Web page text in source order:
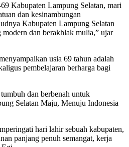
Kabupaten Lampung Selatan, mari
dan kesinambungan
Kabupaten Lampung Selatan
modern dan berakhlak mulia,” ujar
usia 69 tahun adalah
pembelajaran berharga bagi
dan berbenah untuk
Selatan Maju, Menuju Indonesia
hari lahir sebuah kabupaten,
panjang penuh semangat, kerja